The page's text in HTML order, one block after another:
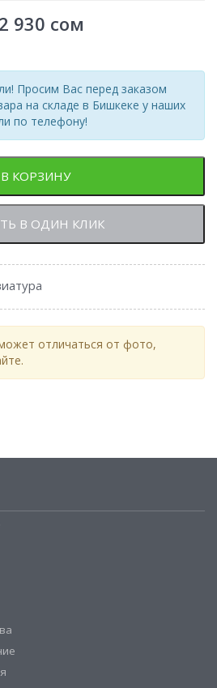
930 сом
Просим Вас перед заказом
на складе в Бишкеке у наших
по телефону!
В КОРЗИНУ
В ОДИН КЛИК
отличаться от фото,